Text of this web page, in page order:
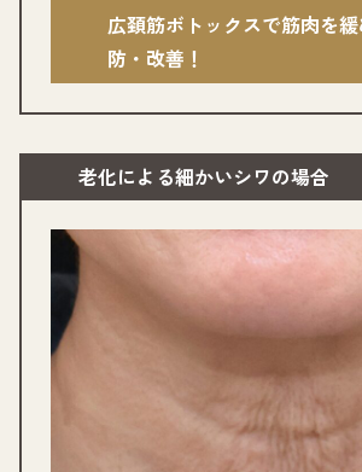
広頚筋ボトックスで筋肉を
防・改善！
ク 老化による細かいシワの場合